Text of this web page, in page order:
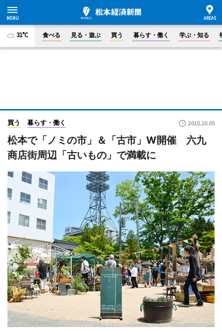
31°C 食べる 見る・遊ぶ 買う 暮らす・働く 学ぶ・知る
買う 暮らす・働く 2015.10.05
松本で「ノミの市」＆「古市」W開催 六九
商店街周辺「古いもの」で満載に